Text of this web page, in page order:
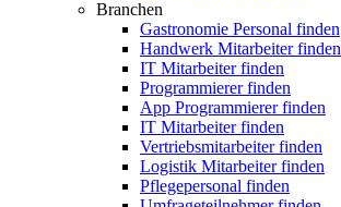
Branchen
Gastronomie Personal finden
Handwerk Mitarbeiter finden
IT Mitarbeiter finden
Programmierer finden
App Programmierer finden
IT Mitarbeiter finden
Vertriebsmitarbeiter finden
Logistik Mitarbeiter finden
Pflegepersonal finden